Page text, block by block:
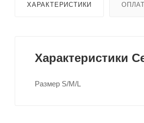
ХАРАКТЕРИСТИКИ
Характеристики
Размер S/M/L